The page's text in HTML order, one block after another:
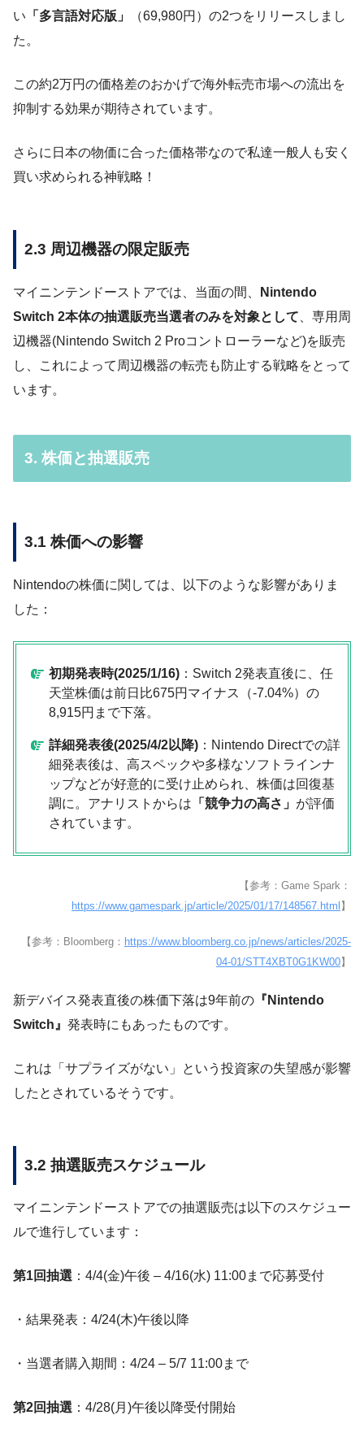
い 「多言語対応版」
（69,980円）の2つをリリースしまし
た。
この約2万円の価格差のおかげで海外転売市場への流出を
抑制する効果が期待されています。
さらに日本の物価に合った価格帯なので私達一般人も安く
買い求められる神戦略！
2.3 周辺機器の限定販売
マイニンテンドーストアでは、当面の間、
Nintendo
Switch 2本体の抽選販売当選者のみを対象として 、専用周
辺機器(Nintendo Switch 2 Proコントローラーなど)を販売
し、これによって周辺機器の転売も防止する戦略をとって
います。
3. 株価と抽選販売
3.1 株価への影響
Nintendoの株価に関しては、以下のような影響がありま
した：
初期発表時(2025/1/16) ：Switch 2発表直後に、任
天堂株価は前日比675円マイナス（-7.04%）の
8,915円まで下落。
詳細発表後(2025/4/2以降) ：Nintendo Directでの詳
細発表後は、高スペックや多様なソフトラインナ
ップなどが好意的に受け止められ、株価は回復基
調に。アナリストからは 「競争力の高さ」 が評価
されています。
【参考：Game Spark：
https://www.gamespark.jp/article/2025/01/17/148567.html 】
【参考：Bloomberg： https://www.bloomberg.co.jp/news/articles/2025-
04-01/STT4XBT0G1KW00】
新デバイス発表直後の株価下落は9年前の 『Nintendo
Switch』 発表時にもあったものです。
これは「サプライズがない」という投資家の失望感が影響
したとされているそうです。
3.2 抽選販売スケジュール
マイニンテンドーストアでの抽選販売は以下のスケジュー
ルで進行しています：
第1回抽選 ：4/4(金)午後 – 4/16(水) 11:00まで応募受付
・結果発表：4/24(木)午後以降
・当選者購入期間：4/24 – 5/7 11:00まで
第2回抽選 ：4/28(月)午後以降受付開始